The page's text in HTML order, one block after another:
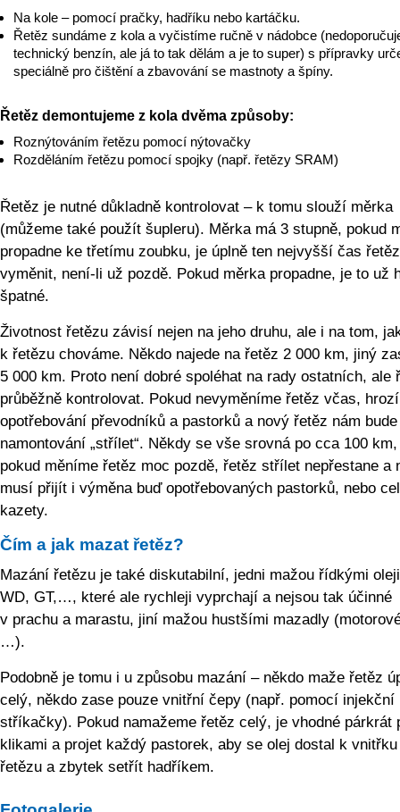
Na kole – pomocí pračky, hadříku nebo kartáčku.
Řetěz sundáme z kola a vyčistíme ručně v nádobce
technický benzín, ale já to tak dělám a je to super) s přípravky
speciálně pro čištění a zbavování se mastnoty a špíny.
Řetěz demontujeme z kola dvěma způsoby:
Roznýtováním řetězu pomocí nýtovačky
Rozděláním řetězu pomocí spojky (např. řetězy SRAM)
Řetěz je nutné důkladně kontrolovat – k tomu slouží měrka
(můžeme také použít šupleru). Měrka má 3 stupně, pokud
propadne ke třetímu zoubku, je úplně ten nejvyšší čas řetěz
vyměnit, není-li už pozdě. Pokud měrka propadne, je to už
špatné.
Životnost řetězu závisí nejen na jeho druhu, ale i na tom,
k řetězu chováme. Někdo najede na řetěz 2 000 km, jiný
5 000 km. Proto není dobré spoléhat na rady ostatních, ale
průběžně kontrolovat. Pokud nevyměníme řetěz včas, hrozí
opotřebování převodníků a pastorků a nový řetěz nám bude
namontování „střílet“. Někdy se vše srovná po cca 100
pokud měníme řetěz moc pozdě, řetěz střílet nepřestane a
musí přijít i výměna buď opotřebovaných pastorků, nebo
kazety.
Čím a jak mazat řetěz?
Mazání řetězu je také diskutabilní, jedni mažou řídkými
WD, GT,…, které ale rychleji vyprchají a nejsou tak účinné
v prachu a marastu, jiní mažou hustšími mazadly
…).
Podobně je tomu i u způsobu mazání – někdo maže řetěz
celý, někdo zase pouze vnitřní čepy (např. pomocí injekční
stříkačky). Pokud namažeme řetěz celý, je vhodné párkrát
klikami a projet každý pastorek, aby se olej dostal k
řetězu a zbytek setřít hadříkem.